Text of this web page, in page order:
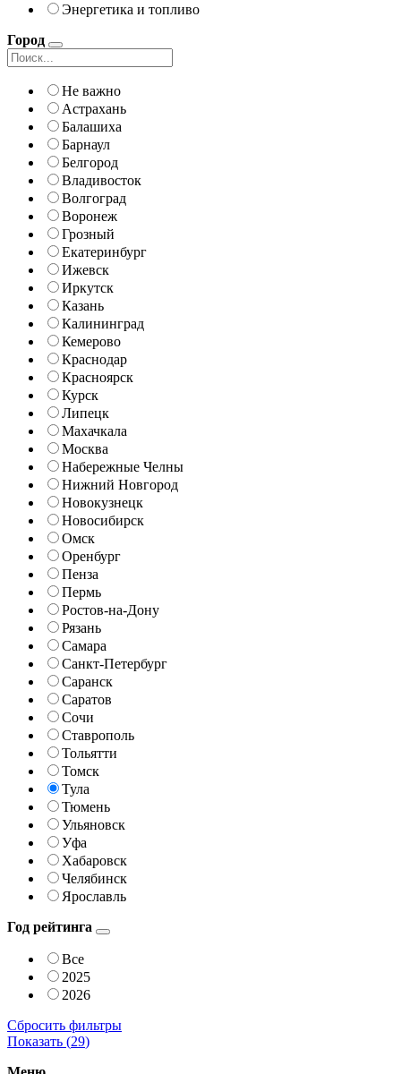
Энергетика и топливо
Город
Не важно
Астрахань
Балашиха
Барнаул
Белгород
Владивосток
Волгоград
Воронеж
Грозный
Екатеринбург
Ижевск
Иркутск
Казань
Калининград
Кемерово
Краснодар
Красноярск
Курск
Липецк
Махачкала
Москва
Набережные Челны
Нижний Новгород
Новокузнецк
Новосибирск
Омск
Оренбург
Пенза
Пермь
Ростов-на-Дону
Рязань
Самара
Санкт-Петербург
Саранск
Саратов
Сочи
Ставрополь
Тольятти
Томск
Тула
Тюмень
Ульяновск
Уфа
Хабаровск
Челябинск
Ярославль
Год рейтинга
Все
2025
2026
Сбросить фильтры
Показать (29)